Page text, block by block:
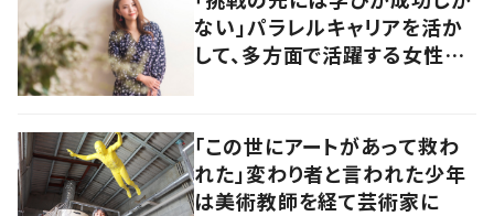
ない」パラレルキャリアを活か
して、多方面で活躍する女性社
「この世にアートがあって救わ
れた」変わり者と言われた少年
は美術教師を経て芸術家に